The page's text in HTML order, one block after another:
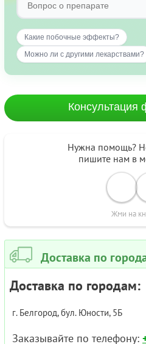
Какие побочные эффекты?
Можно ли с другими лекарствами?
Консультация
Нужна помощь?
пишите нам в
Жми на
Доставка по
Доставка по городам:
г. Белгород, бул. Юности, 5Б
Заказывайте по телефону: